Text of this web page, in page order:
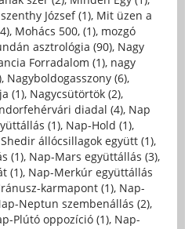
József (1), Mit üzen a
, Mohács 500, (1), mozgó
asztrológia (90), Nagy
Forradalom (1), nagy
, Nagyboldogasszony (6),
(1), Nagycsütörtök (2),
diadal (4), Nap
(1), Nap-Hold (1),
állócsillagok együtt (1),
(1), Nap-Mars együttállás (3),
(1), Nap-Merkúr együttállás
karmapont (1), Nap-
Neptun szembenállás (2),
Plútó oppozíció (1), Nap-